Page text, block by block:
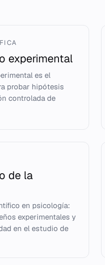
experimental
es el
probar hipótesis
controlada de
de la
en psicología:
experimentales y
en el estudio de